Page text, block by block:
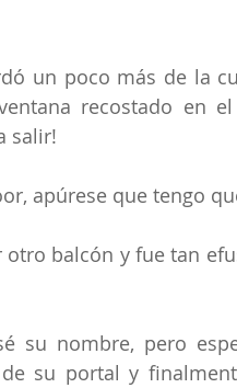
un poco más de la
recostado en
salir!
apúrese que tengo
balcón y fue tan
su nombre, pero
su portal y